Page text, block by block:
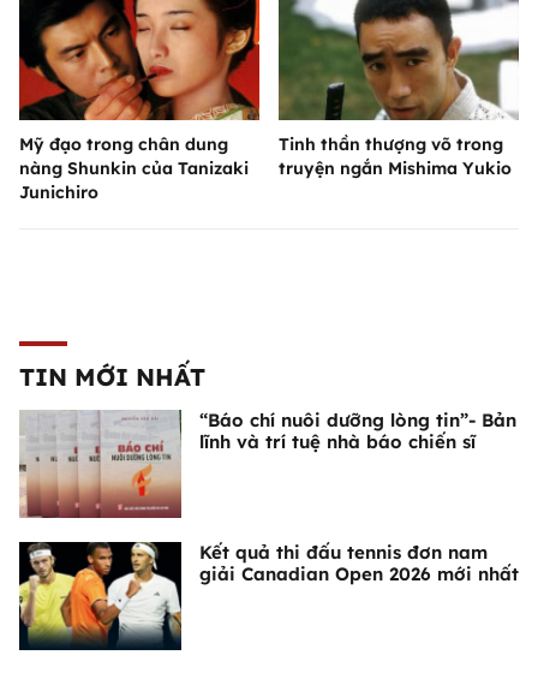
Mỹ đạo trong chân dung
nàng Shunkin của Tanizaki
Junichiro
Tinh thần thượng võ trong
truyện ngắn Mishima Yukio
TIN MỚI NHẤT
“Báo chí nuôi dưỡng lòng tin”- Bản
lĩnh và trí tuệ nhà báo chiến sĩ
Kết quả thi đấu tennis đơn nam
giải Canadian Open 2026 mới nhất